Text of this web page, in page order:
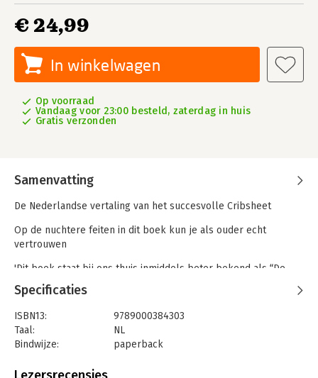
€ 24,99
In winkelwagen
Op voorraad
Vandaag voor 23:00 besteld, zaterdag in huis
Gratis verzonden
Samenvatting
De Nederlandse vertaling van het succesvolle Cribsheet
Op de nuchtere feiten in dit boek kun je als ouder echt
vertrouwen
'Dit boek staat bij ons thuis inmiddels beter bekend als “De
Bijbel”. In de wereld van opvoedboeken is er een enorme
hoeveelheid onzin op de markt, maar dit is een slim,
genuanceerd en écht wetenschappelijk onderbouwd pleidooi
voor relaxter, leuker en gezonder ouderschap.' Rutger
Bregman, auteur van o.a. De meeste mensen deugen
Specificaties
ISBN13:
9789000384303
Taal:
NL
Bindwijze:
paperback
Uitgever: